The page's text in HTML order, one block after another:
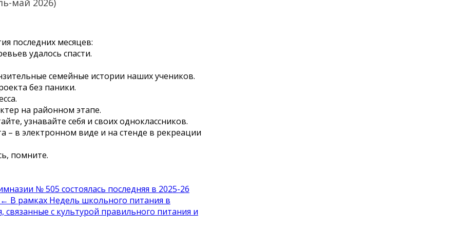
последних месяцев:
удалось спасти.
семейные истории наших учеников.
без паники.
на районном этапе.
узнавайте себя и своих одноклассников.
– в электронном виде и на стенде в рекреации
помните.
№ 505 состоялась последняя в 2025-26
← В рамках Недель школьного питания в
с культурой правильного питания и